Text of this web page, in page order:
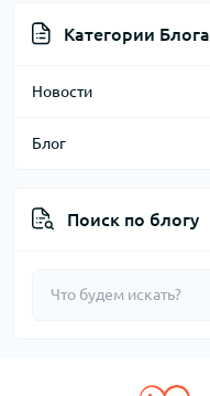
Категории Блога
Новости
Блог
Поиск по блогу